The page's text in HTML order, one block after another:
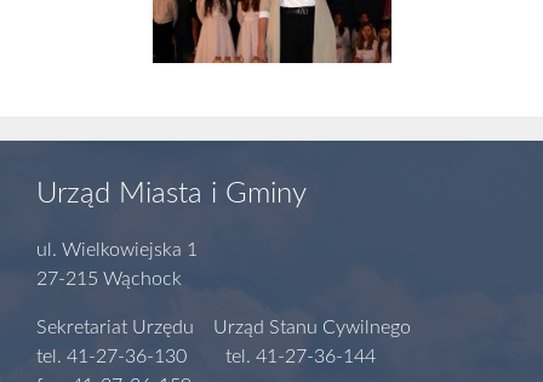
Urząd Miasta i Gminy
ul. Wielkowiejska 1
27-215 Wąchock
Sekretariat Urzędu Urząd Stanu Cywilnego
tel. 41-27-36-130 tel. 41-27-36-144